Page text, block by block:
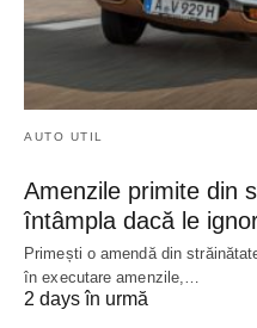
AUTO UTIL
Amenzile primite din
întâmpla dacă le
Primești o amendă din
în executare amenzile,…
2 days în urmă